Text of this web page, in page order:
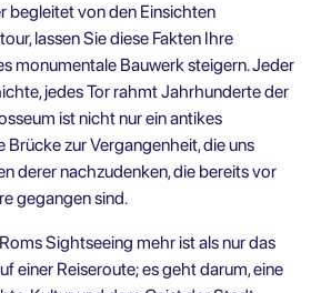
begleitet von den Einsichten
lassen Sie diese Fakten Ihre
monumentale Bauwerk steigern. Jeder
jedes Tor rahmt Jahrhunderte der
ist nicht nur ein antikes
Brücke zur Vergangenheit, die uns
derer nachzudenken, die bereits vor
gegangen sind.
Sightseeing mehr ist als nur das
einer Reiseroute; es geht darum, eine